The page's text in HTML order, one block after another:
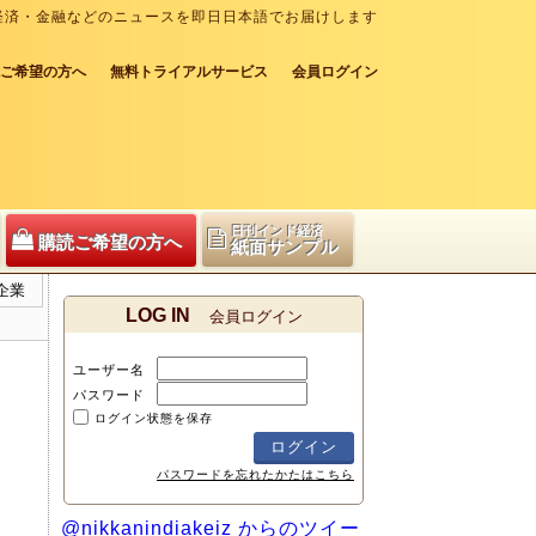
・金融などのニュースを即日日本語でお届けします
希望の方へ 無料トライアルサービス 会員ログイン
購読ご希望の方へ
日刊インド経済
紙面サンプル
業
LOG IN 会員ログイン
ユーザー名
パスワード
ログイン状態を保存
パスワードを忘れたかたはこちら
@nikkanindiakeiz からのツイー